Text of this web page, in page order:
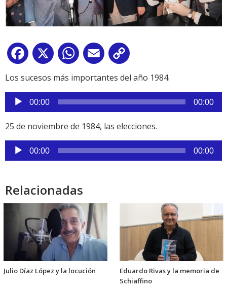
Facebook
X WhatsApp
Email
Link
Los sucesos más importantes del año 1984.
Reproductor
de
audio
00:00 00:00
25 de noviembre de 1984, las elecciones.
Reproductor
de
00:00 00:00
Relacionadas
Julio Díaz López y la locución
Eduardo Rivas y la memoria de
Schiaffino